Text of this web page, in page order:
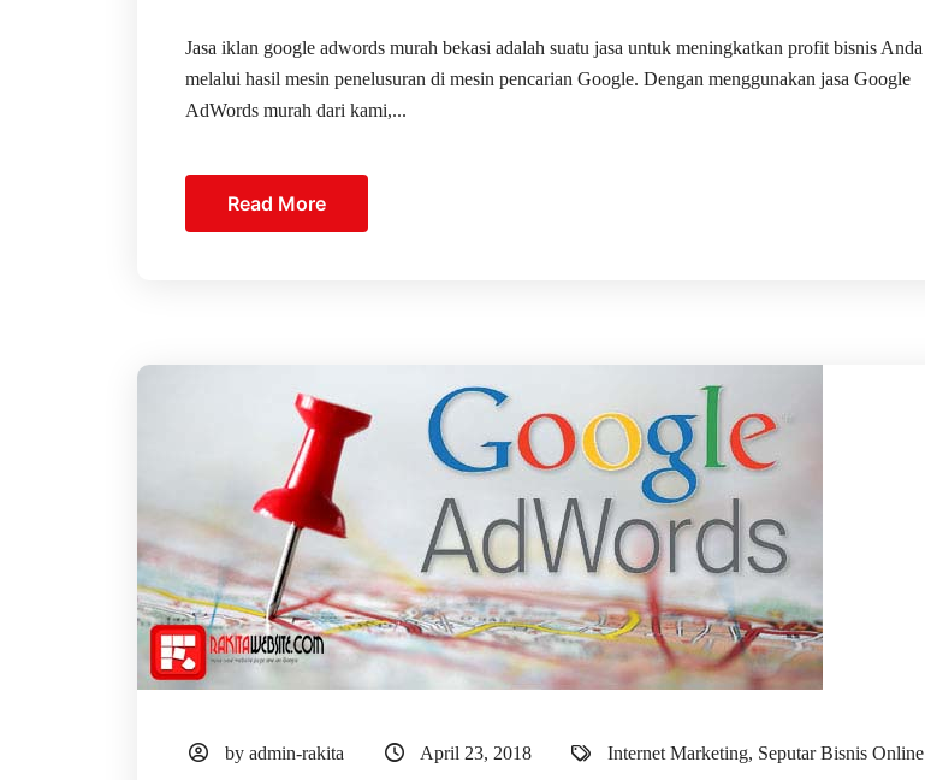
Jasa iklan google adwords murah bekasi adalah suatu jasa untuk meningkatkan profit bisnis Anda
melalui hasil mesin penelusuran di mesin pencarian Google. Dengan menggunakan jasa Google
AdWords murah dari kami,...
Read More
by admin-rakita April 23, 2018 Internet Marketing, Seputar Bisnis Online